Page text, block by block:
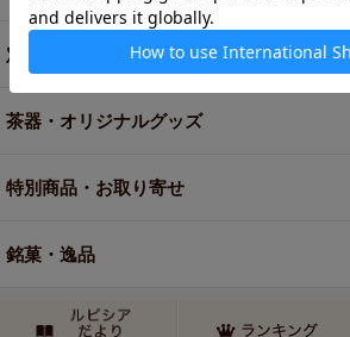
定期便
茶器・オリジナルグッズ
特別商品・お取り寄せ
銘菓・逸品